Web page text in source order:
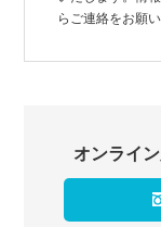
らご連絡をお願
オンライ